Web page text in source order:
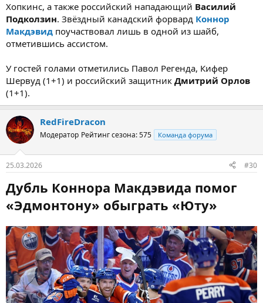
Хопкинс, а также российский нападающий Василий
Подколзин. Звёздный канадский форвард Коннор
Макдэвид поучаствовал лишь в одной из шайб,
отметившись ассистом.
У гостей голами отметились Павол Регенда, Кифер
Шервуд (1+1) и российский защитник Дмитрий Орлов
(1+1).
RedFireDracon
Модератор Рейтинг сезона: 575 Команда форума
25.03.2026 #30
Дубль Коннора Макдэвида помог
«Эдмонтону» обыграть «Юту»